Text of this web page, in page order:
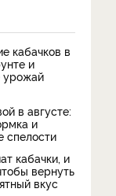
кабачков в
и
урожай
в августе:
и
спелости
кабачки, и
вернуть
вкус